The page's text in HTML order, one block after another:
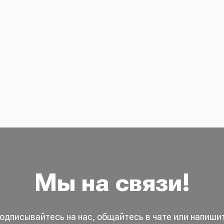
Мы на связи!
на нас, общайтесь в чате или